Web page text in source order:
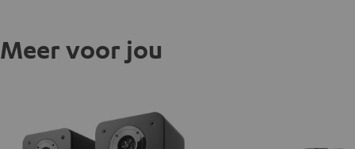
Meer voor jou